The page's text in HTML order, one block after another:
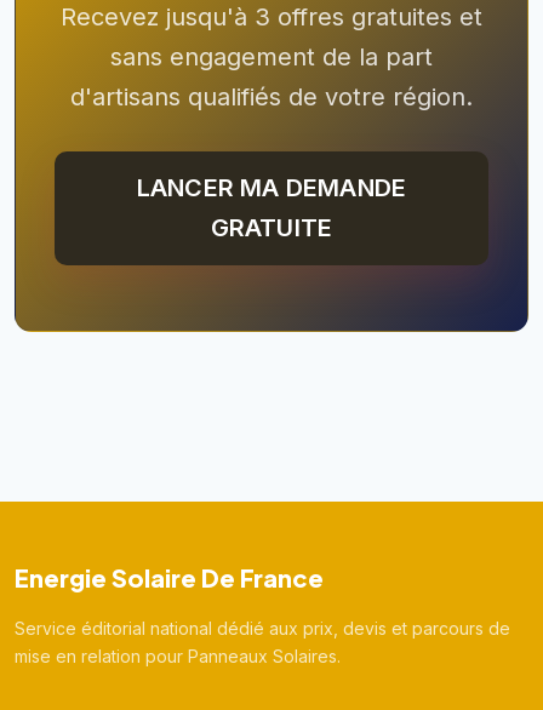
Recevez jusqu'à 3 offres gratuites et
sans engagement de la part
d'artisans qualifiés de votre région.
LANCER MA DEMANDE
GRATUITE
Energie Solaire De France
Service éditorial national dédié aux prix, devis et parcours de
mise en relation pour Panneaux Solaires.